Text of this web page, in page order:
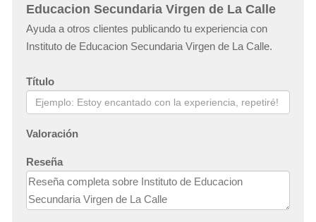
Educacion Secundaria Virgen de La Calle
Ayuda a otros clientes publicando tu experiencia con
Instituto de Educacion Secundaria Virgen de La Calle.
Título
Valoración
Reseña